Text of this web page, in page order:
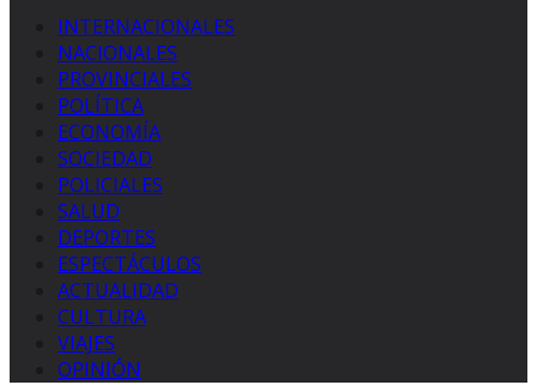
INTERNACIONALES
NACIONALES
PROVINCIALES
POLÍTICA
ECONOMÍA
SOCIEDAD
POLICIALES
SALUD
DEPORTES
ESPECTÁCULOS
ACTUALIDAD
CULTURA
VIAJES
OPINIÓN